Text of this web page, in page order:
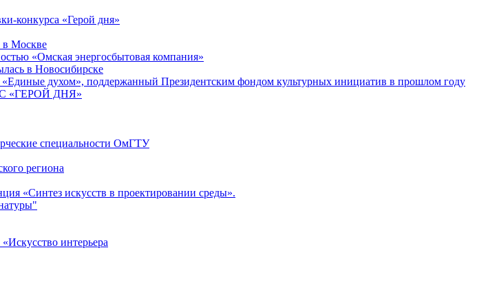
конкурса «Герой дня»
в Москве
«Омская энергосбытовая компания»
в Новосибирске
духом», поддержанный Президентским фондом культурных инициатив в прошлом году
«ГЕРОЙ ДНЯ»
специальности ОмГТУ
региона
«Синтез искусств в проектировании среды».
интерьера